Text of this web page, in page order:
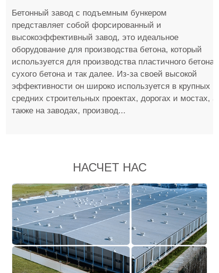
Бетонный завод с подъемным бункером
представляет собой форсированный и
высокоэффективный завод, это идеальное
оборудование для производства бетона, который
используется для производства пластичного бетона,
сухого бетона и так далее. Из-за своей высокой
эффективности он широко используется в крупных и
средних строительных проектах, дорогах и мостах, а
также на заводах, производ...
НАСЧЕТ НАС